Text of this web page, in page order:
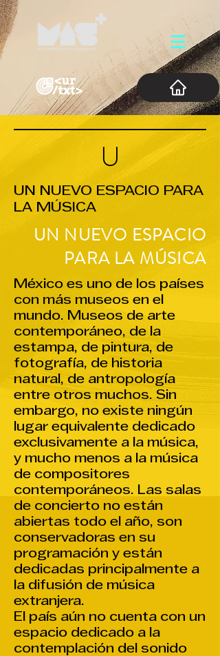
U
UN NUEVO ESPACIO PARA
LA MÚSICA
UN NUEVO ESPACIO
PARA LA MÚSICA
México es uno de los países
con más museos en el
mundo. Museos de arte
contemporáneo, de la
estampa, de pintura, de
fotografía, de historia
natural, de antropología
entre otros muchos. Sin
embargo, no existe ningún
lugar equivalente dedicado
exclusivamente a la música,
y mucho menos a la música
de compositores
contemporáneos. Las salas
de concierto no están
abiertas todo el año, son
conservadoras en su
programación y están
dedicadas principalmente a
la difusión de música
extranjera.
El país aún no cuenta con un
espacio dedicado a la
contemplación del sonido